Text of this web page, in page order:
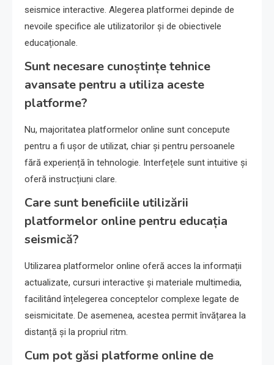
seismice interactive. Alegerea platformei depinde de
nevoile specifice ale utilizatorilor și de obiectivele
educaționale.
Sunt necesare cunoștințe tehnice
avansate pentru a utiliza aceste
platforme?
Nu, majoritatea platformelor online sunt concepute
pentru a fi ușor de utilizat, chiar și pentru persoanele
fără experiență în tehnologie. Interfețele sunt intuitive și
oferă instrucțiuni clare.
Care sunt beneficiile utilizării
platformelor online pentru educația
seismică?
Utilizarea platformelor online oferă acces la informații
actualizate, cursuri interactive și materiale multimedia,
facilitând înțelegerea conceptelor complexe legate de
seismicitate. De asemenea, acestea permit învățarea la
distanță și la propriul ritm.
Cum pot găsi platforme online de